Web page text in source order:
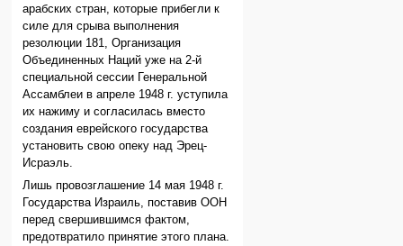
арабских стран, которые прибегли к
силе для срыва выполнения
резолюции 181, Организация
Объединенных Наций уже на 2-й
специальной сессии Генеральной
Ассамблеи в апреле 1948 г. уступила
их нажиму и согласилась вместо
создания еврейского государства
установить свою опеку над Эрец-
Исраэль.
Лишь провозглашение 14 мая 1948 г.
Государства Израиль, поставив ООН
перед свершившимся фактом,
предотвратило принятие этого плана.